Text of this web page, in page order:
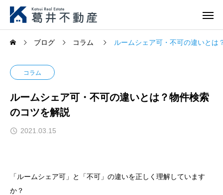
ブログ コラム ルームシェア可・不可の違いとは
コラム
ルームシェア可・不可の違いとは？物件検索
のコツを解説
2021.03.15
「ルームシェア可」と「不可」の違いを正しく理解しています
か？